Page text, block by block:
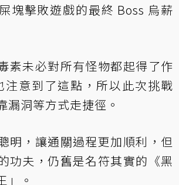
塊擊敗遊戲的最終 Boss 烏薪
素未必對所有怪物都起得了作
注意到了這點，所以此次挑戰
漏洞等方式走捷徑。
明，讓通關過程更加順利，但
功夫，仍舊是名符其實的《黑
」。